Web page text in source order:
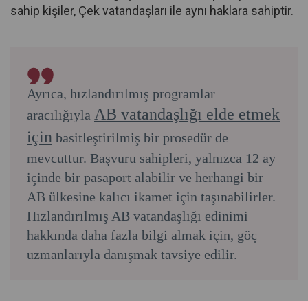
sahip kişiler, Çek vatandaşları ile aynı haklara sahiptir.
Ayrıca, hızlandırılmış programlar
aracılığıyla AB vatandaşlığı elde etmek
için basitleştirilmiş bir prosedür de
mevcuttur. Başvuru sahipleri, yalnızca 12 ay
içinde bir pasaport alabilir ve herhangi bir
AB ülkesine kalıcı ikamet için taşınabilirler.
Hızlandırılmış AB vatandaşlığı edinimi
hakkında daha fazla bilgi almak için, göç
uzmanlarıyla danışmak tavsiye edilir.